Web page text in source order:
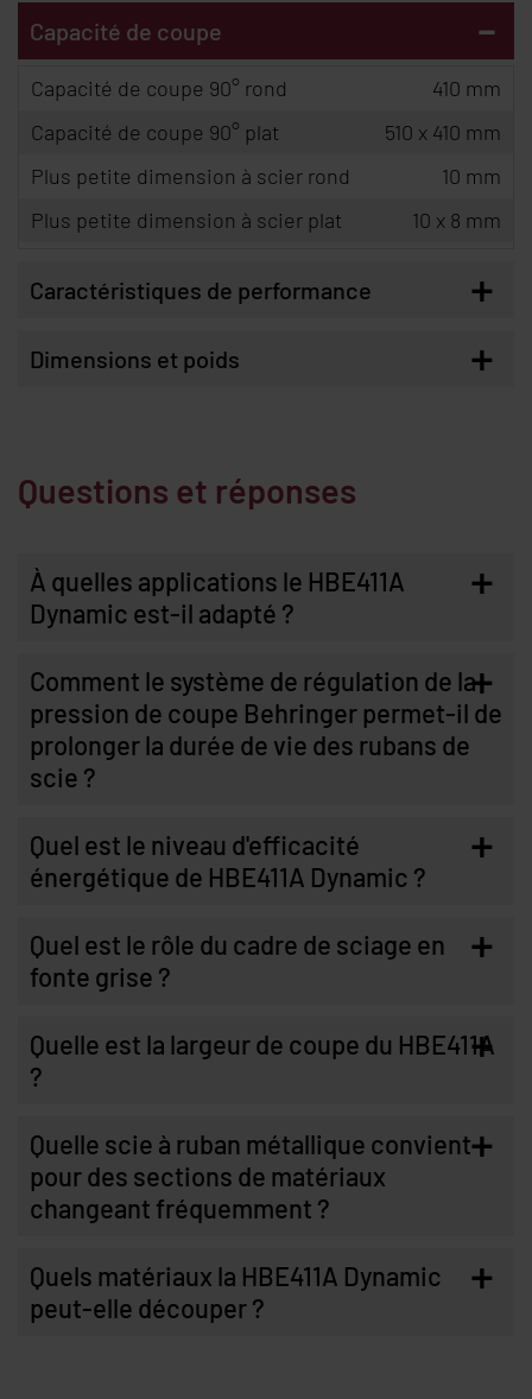
Capacité de coupe -
Capacité de coupe 90° rond
410 mm
Capacité de coupe 90° plat
510 x 410 mm
Plus petite dimension à scier rond
10 mm
Plus petite dimension à scier plat
10 x 8 mm
Caractéristiques de performance +
Dimensions et poids +
Questions et réponses
À quelles applications le HBE411A
Dynamic est-il adapté ?
+
Comment le système de régulation de la
pression de coupe Behringer permet-il de
prolonger la durée de vie des rubans de
scie ?
+
Quel est le niveau d'efficacité
énergétique de HBE411A Dynamic ?
+
Quel est le rôle du cadre de sciage en
fonte grise ?
+
Quelle est la largeur de coupe du HBE411A
?
+
Quelle scie à ruban métallique convient
pour des sections de matériaux
changeant fréquemment ?
+
Quels matériaux la HBE411A Dynamic
peut-elle découper ?
+